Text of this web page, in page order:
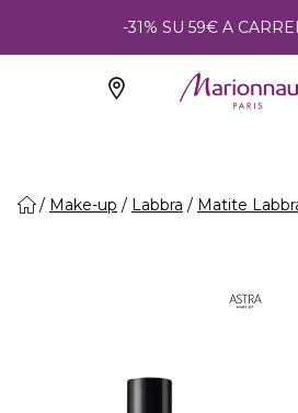
-31% SU 59€ A
Make-up Labbra Matite